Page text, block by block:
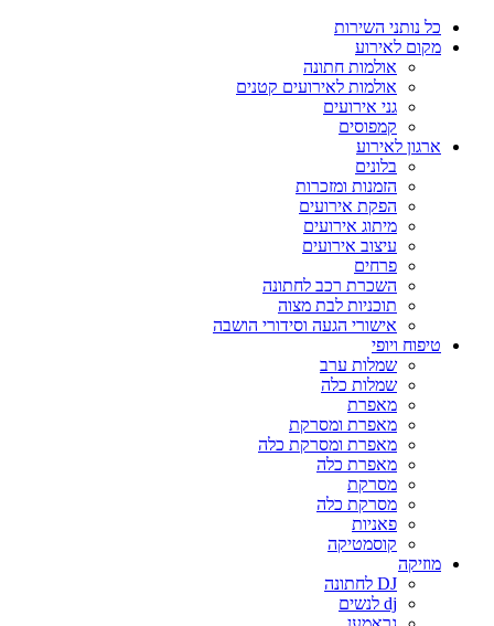
כל נותני השירות
מקום לאירוע
אולמות חתונה
אולמות לאירועים קטנים
גני אירועים
קמפוסים
ארגון לאירוע
בלונים
הזמנות ומזכרות
הפקת אירועים
מיתוג אירועים
עיצוב אירועים
פרחים
השכרת רכב לחתונה
תוכניות לבת מצוה
אישורי הגעה וסידורי הושבה
טיפוח ויופי
שמלות ערב
שמלות כלה
מאפרת
מאפרת ומסרקת
מאפרת ומסרקת כלה
מאפרת כלה
מסרקת
מסרקת כלה
פאניות
קוסמטיקה
מוזיקה
DJ לחתונה
dj לנשים